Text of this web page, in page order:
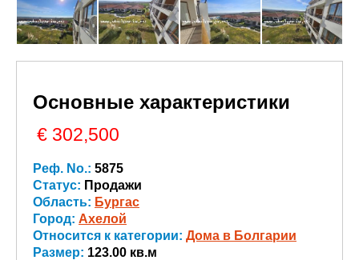
Основные характеристики
€ 302,500
Реф. No.: 5875
Статус: Продажи
Область: Бургас
Город: Ахелой
Относится к категории: Дома в Болгарии
Размер: 123.00 кв.м